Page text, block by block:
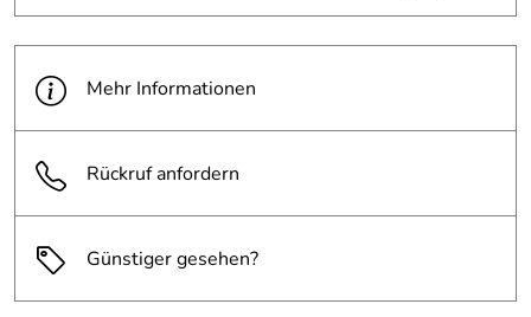
Mehr Informationen
Rückruf anfordern
Günstiger gesehen?